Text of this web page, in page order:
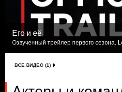
Его и её
Озвученный трейлер первого сезона.
ВСЕ ВИДЕО (1)